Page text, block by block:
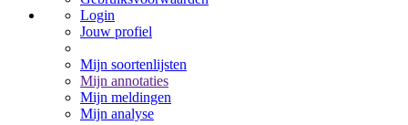
Login
Jouw profiel
Mijn soortenlijsten
Mijn annotaties
Mijn meldingen
Mijn analyse